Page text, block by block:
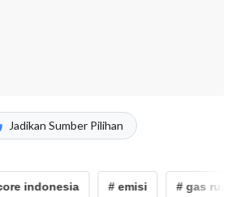
Jadikan Sumber Pilihan
indonesia # emisi # gas rumah